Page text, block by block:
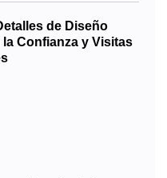
de Diseño
la Confianza y Visitas